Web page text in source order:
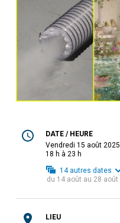
DATE / HEURE
vendredi 15 août 2025
18 h à 23 h
14 autres dates
du 14 août au 28 août
LIEU